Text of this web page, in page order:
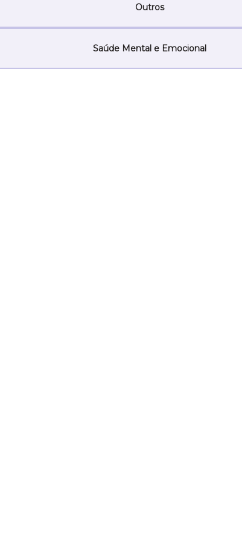
Outros
Saúde Mental e Emocional